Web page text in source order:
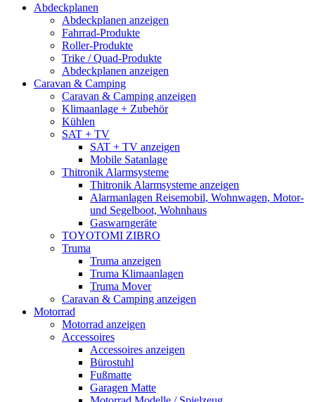
Abdeckplanen
Abdeckplanen anzeigen
Fahrrad-Produkte
Roller-Produkte
Trike / Quad-Produkte
Abdeckplanen anzeigen
Caravan & Camping
Caravan & Camping anzeigen
Klimaanlage + Zubehör
Kühlen
SAT + TV
SAT + TV anzeigen
Mobile Satanlage
Thitronik Alarmsysteme
Thitronik Alarmsysteme anzeigen
Alarmanlagen Reisemobil, Wohnwagen, Motor-
und Segelboot, Wohnhaus
Gaswarngeräte
TOYOTOMI ZIBRO
Truma
Truma anzeigen
Truma Klimaanlagen
Truma Mover
Caravan & Camping anzeigen
Motorrad
Motorrad anzeigen
Accessoires
Accessoires anzeigen
Bürostuhl
Fußmatte
Garagen Matte